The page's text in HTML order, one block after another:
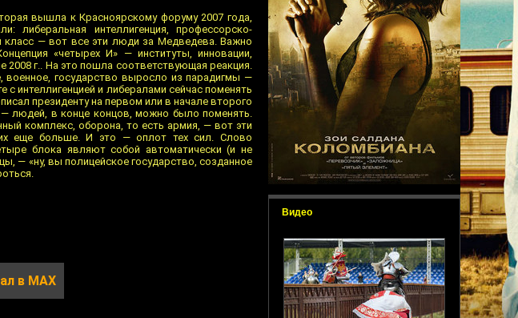
Видео
вышла к Красноярскому форуму 2007 года,
либеральная интеллигенция, профессорско-
класс — вот все эти люди за Медведева. Важно
«четырех И» — институты, инновации,
г.. На это пошла соответствующая реакция.
государство выросло из парадигмы —
с интеллигенцией и либералами сейчас поменять
президенту на первом или в начале второго
— людей, в конце концов, можно было поменять.
комплекс, оборона, то есть армия, — вот эти
еще больше. И это — оплот тех сил. Слово
блока являют собой автоматически (и не
— «ну, вы полицейское государство, созданное
в MAX